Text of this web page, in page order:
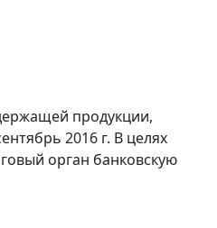
продукции,
2016 г. В целях
орган банковскую